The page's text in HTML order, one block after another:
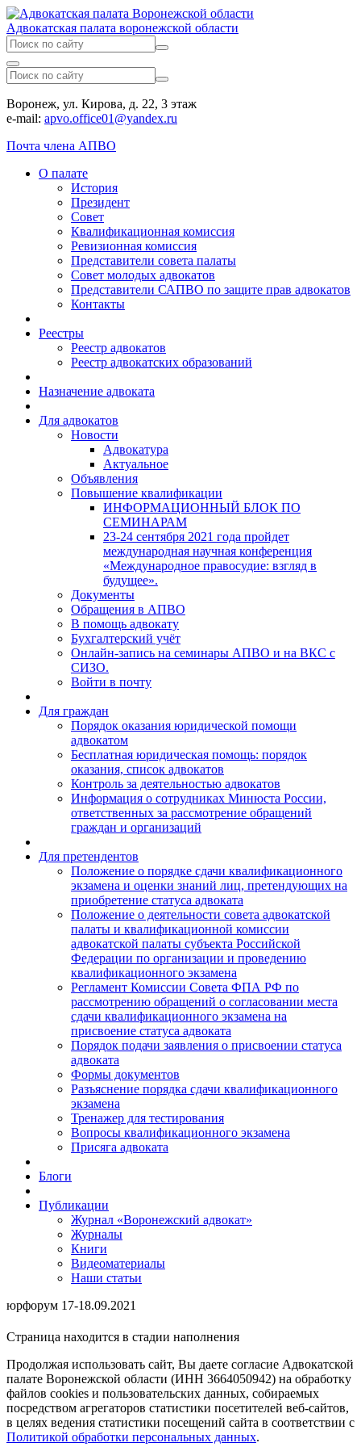
Адвокатская палата воронежской области
Воронеж, ул. Кирова, д. 22, 3 этаж
e-mail: apvo.office01@yandex.ru
Почта члена АПВО
О палате
История
Президент
Совет
Квалификационная комиссия
Ревизионная комиссия
Представители совета палаты
Совет молодых адвокатов
Представители САПВО по защите прав адвокатов
Контакты
Реестры
Реестр адвокатов
Реестр адвокатских образований
Назначение адвоката
Для адвокатов
Новости
Адвокатура
Актуальное
Объявления
Повышение квалификации
ИНФОРМАЦИОННЫЙ БЛОК ПО
СЕМИНАРАМ
23-24 сентября 2021 года пройдет
международная научная конференция
«Международное правосудие: взгляд в
будущее».
Документы
Обращения в АПВО
В помощь адвокату
Бухгалтерский учёт
Онлайн-запись на семинары АПВО и на ВКС с
СИЗО.
Войти в почту
Для граждан
Порядок оказания юридической помощи
адвокатом
Бесплатная юридическая помощь: порядок
оказания, список адвокатов
Контроль за деятельностью адвокатов
Информация о сотрудниках Минюста России,
ответственных за рассмотрение обращений
граждан и организаций
Для претендентов
Положение о порядке сдачи квалификационного
экзамена и оценки знаний лиц, претендующих на
приобретение статуса адвоката
Положение о деятельности совета адвокатской
палаты и квалификационной комиссии
адвокатской палаты субъекта Российской
Федерации по организации и проведению
квалификационного экзамена
Регламент Комиссии Совета ФПА РФ по
рассмотрению обращений о согласовании места
сдачи квалификационного экзамена на
присвоение статуса адвоката
Порядок подачи заявления о присвоении статуса
адвоката
Формы документов
Разъяснение порядка сдачи квалификационного
экзамена
Тренажер для тестирования
Вопросы квалификационного экзамена
Присяга адвоката
Блоги
Публикации
Журнал «Воронежский адвокат»
Журналы
Книги
Видеоматериалы
Наши статьи
юрфорум 17-18.09.2021
Страница находится в стадии наполнения
Продолжая использовать сайт, Вы даете согласие Адвокатской
палате Воронежской области (ИНН 3664050942) на обработку
файлов cookies и пользовательских данных, собираемых
посредством агрегаторов статистики посетителей веб-сайтов,
в целях ведения статистики посещений сайта в соответствии с
Политикой обработки персональных данных.